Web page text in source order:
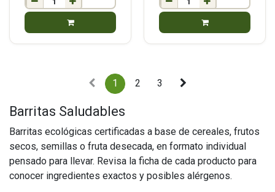
1 2 3
Barritas Saludables
Barritas ecológicas certificadas a base de cereales, frutos
secos, semillas o fruta desecada, en formato individual
pensado para llevar. Revisa la ficha de cada producto para
conocer ingredientes exactos y posibles alérgenos.